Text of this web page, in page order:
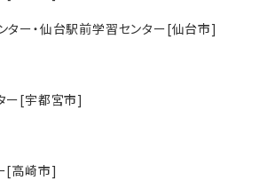
ター・仙台駅前学習センター[仙台市]
ー[宇都宮市]
[高崎市]